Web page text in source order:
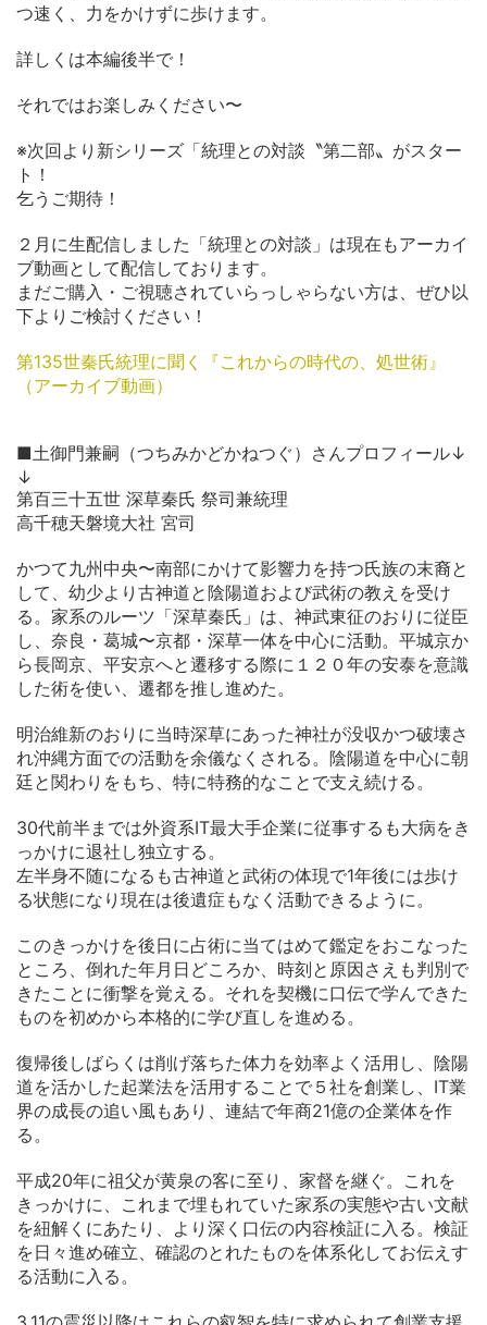
つ速く、力をかけずに歩けます。
詳しくは本編後半で！
それではお楽しみください〜
※次回より新シリーズ「統理との対談〝第二部〟がスター
ト！
乞うご期待！
２月に生配信しました「統理との対談」は現在もアーカイ
ブ動画として配信しております。
まだご購入・ご視聴されていらっしゃらない方は、ぜひ以
下よりご検討ください！
第135世秦氏統理に聞く『これからの時代の、処世術』
（アーカイブ動画）
■土御門兼嗣（つちみかどかねつぐ）さんプロフィール↓
↓
第百三十五世 深草秦氏 祭司兼統理
高千穂天磐境大社 宮司
かつて九州中央〜南部にかけて影響力を持つ氏族の末裔と
して、幼少より古神道と陰陽道および武術の教えを受け
る。家系のルーツ「深草秦氏」は、神武東征のおりに従臣
し、奈良・葛城〜京都・深草一体を中心に活動。平城京か
ら長岡京、平安京へと遷移する際に１２０年の安泰を意識
した術を使い、遷都を推し進めた。
明治維新のおりに当時深草にあった神社が没収かつ破壊さ
れ沖縄方面での活動を余儀なくされる。陰陽道を中心に朝
廷と関わりをもち、特に特務的なことで支え続ける。
30代前半までは外資系IT最大手企業に従事するも大病をき
っかけに退社し独立する。
左半身不随になるも古神道と武術の体現で1年後には歩け
る状態になり現在は後遺症もなく活動できるように。
このきっかけを後日に占術に当てはめて鑑定をおこなった
ところ、倒れた年月日どころか、時刻と原因さえも判別で
きたことに衝撃を覚える。それを契機に口伝で学んできた
ものを初めから本格的に学び直しを進める。
復帰後しばらくは削げ落ちた体力を効率よく活用し、陰陽
道を活かした起業法を活用することで５社を創業し、IT業
界の成長の追い風もあり、連結で年商21億の企業体を作
る。
平成20年に祖父が黄泉の客に至り、家督を継ぐ。これを
きっかけに、これまで埋もれていた家系の実態や古い文献
を紐解くにあたり、より深く口伝の内容検証に入る。検証
を日々進め確立、確認のとれたものを体系化してお伝えす
る活動に入る。